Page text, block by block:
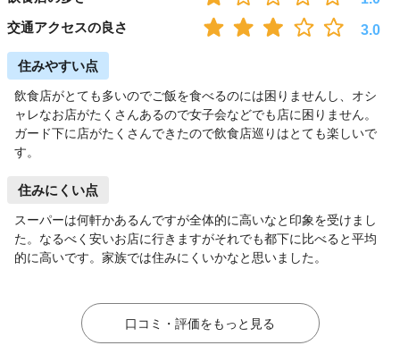
交通アクセスの良さ
3.0
住みやすい点
飲食店がとても多いのでご飯を食べるのには困りませんし、オシ
ャレなお店がたくさんあるので女子会などでも店に困りません。
ガード下に店がたくさんできたので飲食店巡りはとても楽しいで
す。
住みにくい点
スーパーは何軒かあるんですが全体的に高いなと印象を受けまし
た。なるべく安いお店に行きますがそれでも都下に比べると平均
的に高いです。家族では住みにくいかなと思いました。
口コミ・評価をもっと見る